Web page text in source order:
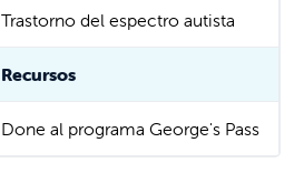
Trastorno del espectro autista
Recursos
Done al programa George's Pass